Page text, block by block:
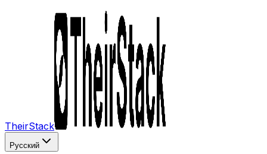
TheirStack
Русский